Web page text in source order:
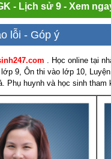
- Lịch sử 9 - Xem
lỗi - Góp ý
. Học online tại
9, Ôn thi vào lớp 10,
Phụ huynh và học sinh